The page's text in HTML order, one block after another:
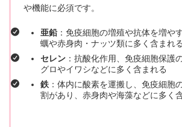
や機能に必須です。
亜鉛 ：免疫細胞の増殖や抗体を増や
蠣や赤身肉・ナッツ類に多く含まれる
セレン ：抗酸化作用、免疫細胞保護
グロやイワシなどに多く含まれる
鉄 ：体内に酸素を運搬し、免疫細胞
割があり、赤身肉や海藻などに多く